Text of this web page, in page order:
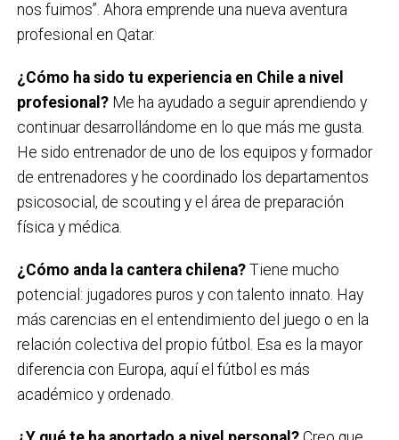
nos fuimos”. Ahora emprende una nueva aventura
profesional en Qatar.
¿Cómo ha sido tu experiencia en Chile a nivel
profesional?Me ha ayudado a seguir aprendiendo y
continuar desarrollándome en lo que más me gusta.
He sido entrenador de uno de los equipos y formador
de entrenadores y he coordinado los departamentos
psicosocial, de scouting y el área de preparación
física y médica.
¿Cómo anda la cantera chilena?Tiene mucho
potencial: jugadores puros y con talento innato. Hay
más carencias en el entendimiento del juego o en la
relación colectiva del propio fútbol. Esa es la mayor
diferencia con Europa, aquí el fútbol es más
académico y ordenado.